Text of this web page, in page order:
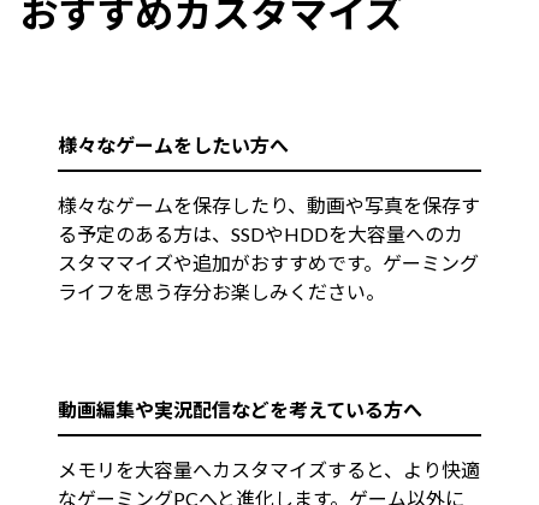
おすすめカスタマイズ
様々なゲームをしたい方へ
様々なゲームを保存したり、動画や写真を保存す
る予定のある方は、SSDやHDDを大容量へのカ
スタママイズや追加がおすすめです。ゲーミング
ライフを思う存分お楽しみください。
動画編集や実況配信などを考えている方へ
メモリを大容量へカスタマイズすると、より快適
なゲーミングPCへと進化します。ゲーム以外に